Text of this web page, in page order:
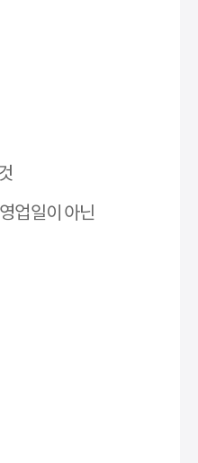
업일이 아닌